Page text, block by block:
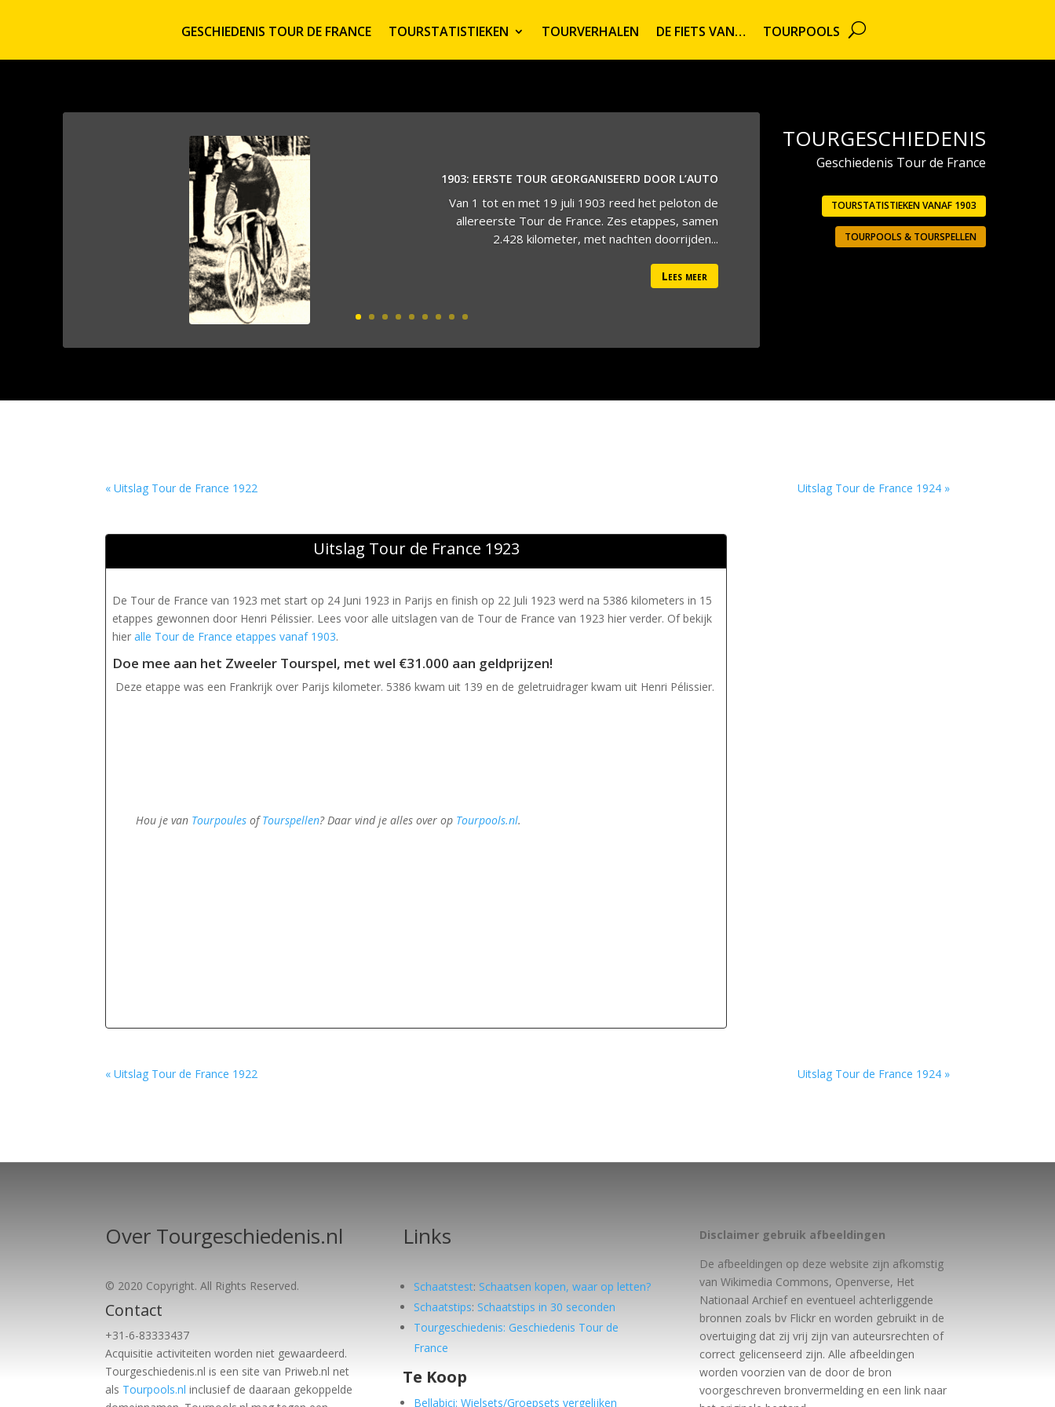
GESCHIEDENIS TOUR DE FRANCE TOURSTATISTIEKEN TOURVERHALEN DE FIETS VAN… TOURPOOLS
1903: EERSTE TOUR GEORGANISEERD DOOR L’AUTO
Van 1 tot en met 19 juli 1903 reed het peloton de
allereerste Tour de France. Zes etappes, samen
2.428 kilometer, met nachten doorrijden...
Lees meer
TOURGESCHIEDENIS
Geschiedenis Tour de France
TOURSTATISTIEKEN VANAF 1903
TOURPOOLS & TOURSPELLEN
« Uitslag Tour de France 1922 Uitslag Tour de France 1924 »
Uitslag Tour de France 1923
De Tour de France van 1923 met start op 24 Juni 1923 in Parijs en finish op 22 Juli 1923 werd na 5386 kilometers in 15
etappes gewonnen door Henri Pélissier. Lees voor alle uitslagen van de Tour de France van 1923 hier verder. Of bekijk
hieralle Tour de France etappes vanaf 1903.
Doe mee aan het Zweeler Tourspel, met wel €31.000 aan geldprijzen!
Deze etappe was een Frankrijk over Parijs kilometer. 5386 kwam uit 139 en de geletruidrager kwam uit Henri Pélissier.
Hou je van Tourpoules ofTourspellen? Daar vind je alles over op Tourpools.nl.
« Uitslag Tour de France 1922 Uitslag Tour de France 1924 »
Over Tourgeschiedenis.nl
© 2020 Copyright. All Rights Reserved.
Contact
+31-6-83333437
Acquisitie activiteiten worden niet gewaardeerd.
Tourgeschiedenis.nl is een site van Priweb.nl net
als Tourpools.nl inclusief de daaraan gekoppelde
Links
Schaatstest: Schaatsen kopen, waar op letten?
Schaatstips: Schaatstips in 30 seconden
Tourgeschiedenis: Geschiedenis Tour de
France
Te Koop
Bellabici: Wielsets/Groepsets vergelijken
Disclaimer gebruik afbeeldingen
De afbeeldingen op deze website zijn afkomstig
van Wikimedia Commons, Openverse, Het
Nationaal Archief en eventueel achterliggende
bronnen zoals bv Flickr en worden gebruikt in de
overtuiging dat zij vrij zijn van auteursrechten of
correct gelicenseerd zijn. Alle afbeeldingen
worden voorzien van de door de bron
voorgeschreven bronvermelding en een link naar